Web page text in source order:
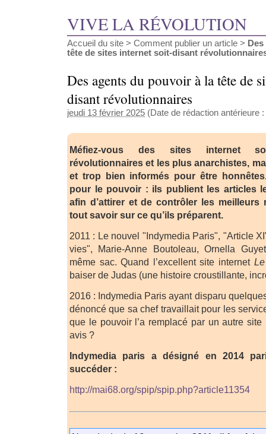
VIVE LA RÉVOLUTION
Accueil du site > Comment publier un article >
tête de sites internet soit-disant
Des agents du pouvoir à la tête de
disant révolutionnaires
jeudi 13 février 2025 (Date de rédaction antérieure
Méfiez-vous des sites internet
révolutionnaires et les plus anarchistes,
et trop bien informés pour être
pour le pouvoir : ils publient les articles
afin d’attirer et de contrôler les meilleurs
tout savoir sur ce qu’ils préparent.
2011 : Le nouvel "Indymedia Paris", "Article
vies", Marie-Anne Boutoleau, Ornella
même sac. Quand l’excellent site internet
baiser de Judas (une histoire croustillante,
2016 : Indymedia Paris ayant disparu
dénoncé que sa chef travaillait pour les
que le pouvoir l’a remplacé par un autre
avis ?
Indymedia paris a désigné en 2014
succéder :
http://mai68.org/spip/spip.php?article11354